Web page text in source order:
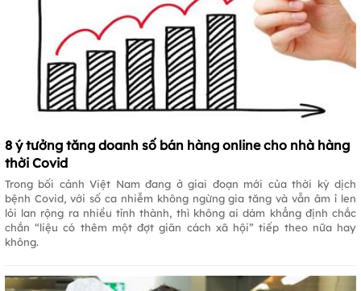
8 ý tưởng tăng doanh số bán hàng online cho nhà hàng
thời Covid
Trong bối cảnh Việt Nam đang ở giai đoạn mới của thời kỳ dịch
bệnh Covid, với số ca nhiễm không ngừng gia tăng và vẫn âm ỉ len
lỏi lan rộng ra nhiều tỉnh thành, thì không ai dám khẳng định chắc
chắn “liệu có thêm một đợt giãn cách xã hội” tiếp theo nữa hay
không.